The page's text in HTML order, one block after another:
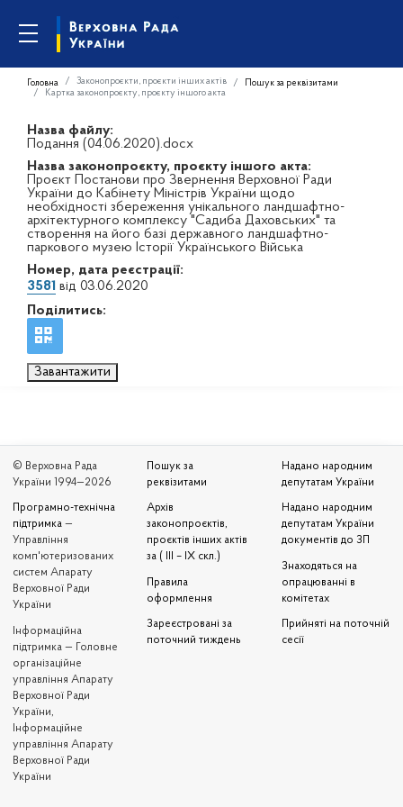
Головна Законопроєкти, проєкти інших актів
Пошук за реквізитами
Картка законопроєкту, проєкту іншого акта
Назва файлу:
Подання (04.06.2020).docx
Назва законопроєкту, проєкту іншого акта:
Проєкт Постанови про Звернення Верховної Ради
України до Кабінету Міністрів України щодо
необхідності збереження унікального ландшафтно-
архітектурного комплексу "Садиба Даховських" та
створення на його базі державного ландшафтно-
паркового музею Історії Українського Війська
Номер, дата реєстрації:
3581 від 03.06.2020
Поділитись:
Завантажити
© Верховна Рада
України 1994—2026
Програмно-технічна
підтримка —
Управління
комп'ютеризованих
систем Апарату
Верховної Ради
України
Iнформаційна
підтримка — Головне
організаційне
управління Апарату
Верховної Ради
України,
Інформаційне
управління Апарату
Верховної Ради
України
Пошук за
реквізитами
Архів
законопроєктів,
проєктів інших актів
за ( III – IX скл.)
Правила
оформлення
Зареєстровані за
поточний тиждень
Надано народним
депутатам України
Надано народним
депутатам України
документів до ЗП
Знаходяться на
опрацюванні в
комітетах
Прийняті на поточній
сесії